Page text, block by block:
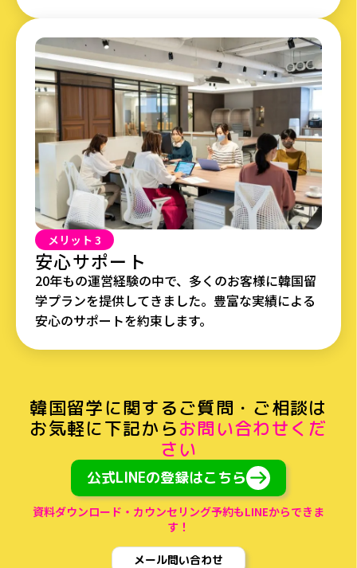
メリット 3
安心サポート
20年もの運営経験の中で、多くのお客様に韓国留
学プランを提供してきました。豊富な実績による
安心のサポートを約束します。
韓国留学に関するご質問・ご相談は
お気軽に下記からお問い合わせくだ
さい
公式LINEの登録はこちら
資料ダウンロード・カウンセリング予約もLINEからできま
す！
メール問い合わせ